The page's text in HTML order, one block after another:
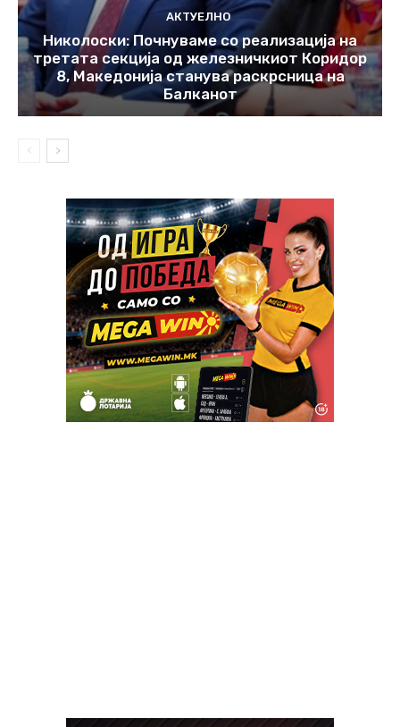
АКТУЕЛНО
Николоски: Почнуваме со реализација на
третата секција од железничкиот Коридор
8, Македонија станува раскрсница на
Балканот